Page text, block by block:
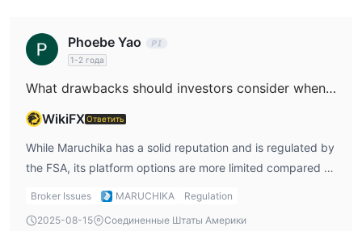
Phoebe Yao
1-2 года
What drawbacks should investors consider when using Maruchika?
WikiFXОтветить
While Maruchika has a solid reputation and is regulated by
the FSA, its platform options are more limited compared to
larger global brokers. Unlike brokers that offer popular
platform options are restricted, which may deter traders
Broker Issues MARUCHIKA
Regulation
2025-08-15
Соединенные Штаты Америки